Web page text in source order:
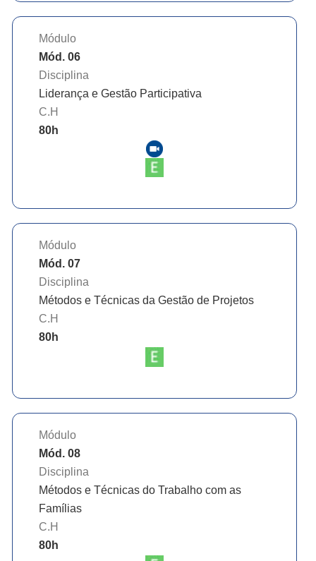
Módulo
Mód. 06
Disciplina
Liderança e Gestão Participativa
C.H
80h
Módulo
Mód. 07
Disciplina
Métodos e Técnicas da Gestão de Projetos
C.H
80h
Módulo
Mód. 08
Disciplina
Métodos e Técnicas do Trabalho com as
Famílias
C.H
80h